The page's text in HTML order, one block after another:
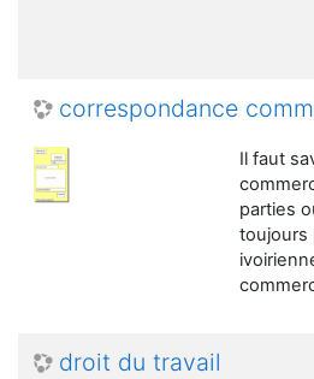
correspondance
Il faut
parties
toujours
droit du travail